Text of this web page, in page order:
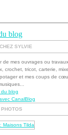
blog
SYLVIE
de mes ouvrages ou
crochet, tricot, carterie,
et mes coups de
du blog
CanalBlog